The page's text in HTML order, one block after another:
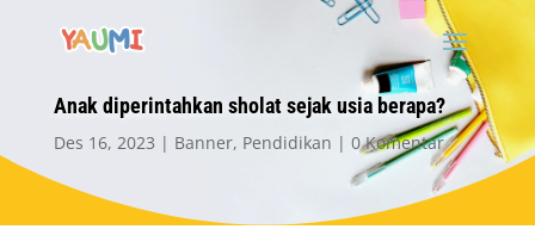
Anak diperintahkan sholat sejak usia berapa?
Des 16, 2023 Banner, Pendidikan 0 Komentar